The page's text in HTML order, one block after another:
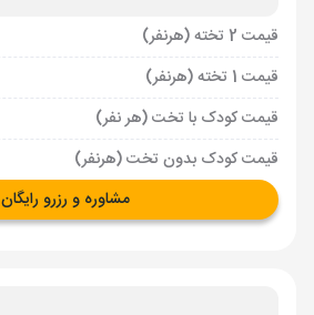
قیمت 2 تخته (هرنفر)
قیمت 1 تخته (هرنفر)
قیمت کودک با تخت (هر نفر)
قیمت کودک بدون تخت (هرنفر)
مشاوره و رزرو رایگان